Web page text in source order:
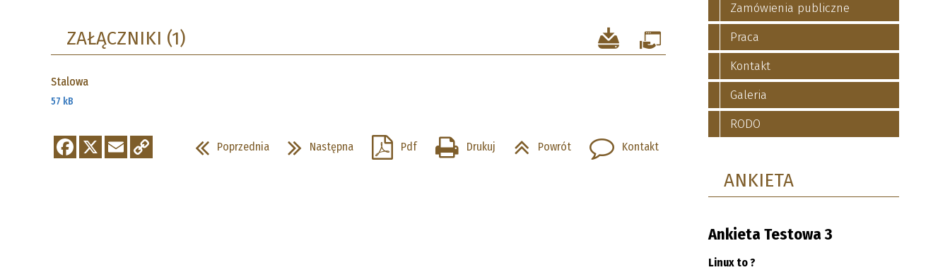
ZAŁĄCZNIKI (1)
Stalowa
57 kB
Poprzednia Następna Pdf Drukuj Powrót Kontakt
Zamówienia publiczne
Praca
Kontakt
Galeria
RODO
ANKIETA
Ankieta Testowa 3
Linux to ?